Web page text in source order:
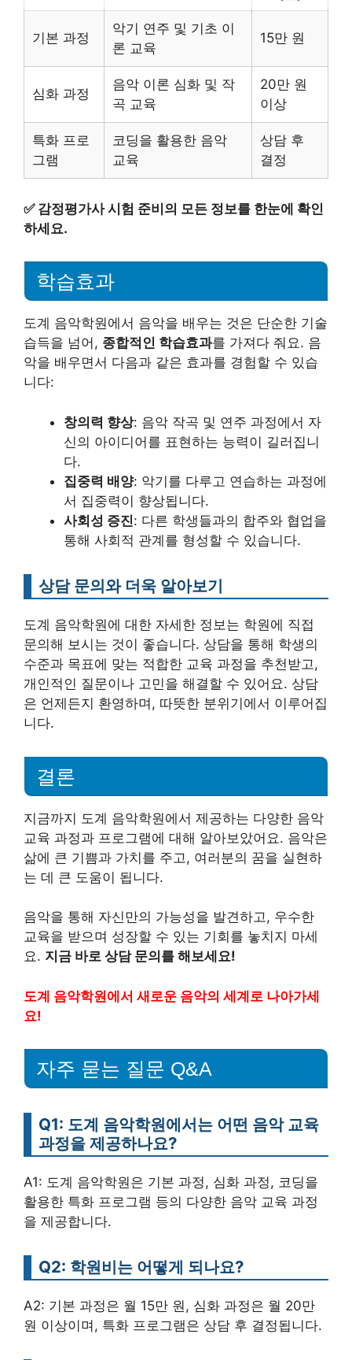
기본 과정
악기 연주 및 기초 이
론 교육
15만 원
심화 과정
음악 이론 심화 및 작
곡 교육
20만 원
이상
특화 프로
그램
코딩을 활용한 음악
교육
상담 후
결정
✅ 감정평가사 시험 준비의 모든 정보를 한눈에 확인
하세요.
학습효과
도계 음악학원에서 음악을 배우는 것은 단순한 기술
습득을 넘어, 종합적인 학습효과를 가져다 줘요. 음
악을 배우면서 다음과 같은 효과를 경험할 수 있습
니다:
창의력 향상: 음악 작곡 및 연주 과정에서 자
신의 아이디어를 표현하는 능력이 길러집니
다.
집중력 배양: 악기를 다루고 연습하는 과정에
서 집중력이 향상됩니다.
사회성 증진: 다른 학생들과의 합주와 협업을
통해 사회적 관계를 형성할 수 있습니다.
상담 문의와 더욱 알아보기
도계 음악학원에 대한 자세한 정보는 학원에 직접
문의해 보시는 것이 좋습니다. 상담을 통해 학생의
수준과 목표에 맞는 적합한 교육 과정을 추천받고,
개인적인 질문이나 고민을 해결할 수 있어요. 상담
은 언제든지 환영하며, 따뜻한 분위기에서 이루어집
니다.
결론
지금까지 도계 음악학원에서 제공하는 다양한 음악
교육 과정과 프로그램에 대해 알아보았어요. 음악은
삶에 큰 기쁨과 가치를 주고, 여러분의 꿈을 실현하
는 데 큰 도움이 됩니다.
음악을 통해 자신만의 가능성을 발견하고, 우수한
교육을 받으며 성장할 수 있는 기회를 놓치지 마세
요. 지금 바로 상담 문의를 해보세요!
도계 음악학원에서 새로운 음악의 세계로 나아가세
요!
자주 묻는 질문 Q&A
Q1: 도계 음악학원에서는 어떤 음악 교육
과정을 제공하나요?
A1: 도계 음악학원은 기본 과정, 심화 과정, 코딩을
활용한 특화 프로그램 등의 다양한 음악 교육 과정
을 제공합니다.
Q2: 학원비는 어떻게 되나요?
A2: 기본 과정은 월 15만 원, 심화 과정은 월 20만
원 이상이며, 특화 프로그램은 상담 후 결정됩니다.